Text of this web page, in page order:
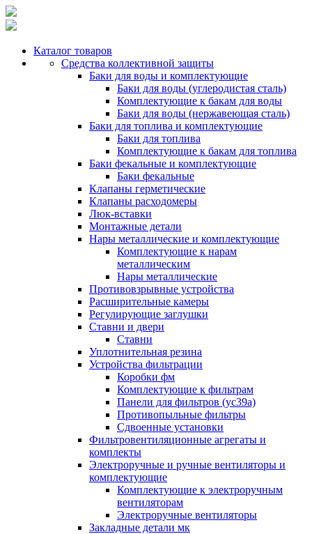
Каталог товаров
Средства коллективной защиты
Баки для воды и комплектующие
Баки для воды (углеродистая сталь)
Комплектующие к бакам для воды
Баки для воды (нержавеющая сталь)
Баки для топлива и комплектующие
Баки для топлива
Комплектующие к бакам для топлива
Баки фекальные и комплектующие
Баки фекальные
Клапаны герметические
Клапаны расходомеры
Люк-вставки
Монтажные детали
Нары металлические и комплектующие
Комплектующие к нарам
металлическим
Нары металлические
Противовзрывные устройства
Расширительные камеры
Регулирующие заглушки
Ставни и двери
Ставни
Уплотнительная резина
Устройства фильтрации
Коробки фм
Комплектующие к фильтрам
Панели для фильтров (ус39а)
Противопыльные фильтры
Сдвоенные установки
Фильтровентиляционные агрегаты и
комплекты
Электроручные и ручные вентиляторы и
комплектующие
Комплектующие к электроручным
вентиляторам
Электроручные вентиляторы
Закладные детали мк